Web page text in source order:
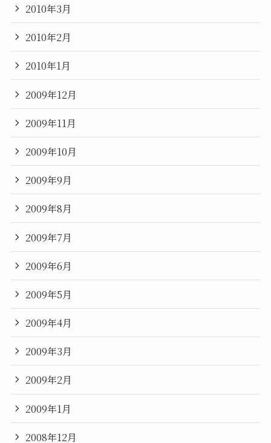
2010年3月
2010年2月
2010年1月
2009年12月
2009年11月
2009年10月
2009年9月
2009年8月
2009年7月
2009年6月
2009年5月
2009年4月
2009年3月
2009年2月
2009年1月
2008年12月